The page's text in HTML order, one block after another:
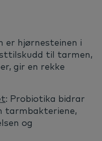
er hjørnesteinen i
til tarmen,
gir en rekke
: Probiotika bidrar
tarmbakteriene,
og